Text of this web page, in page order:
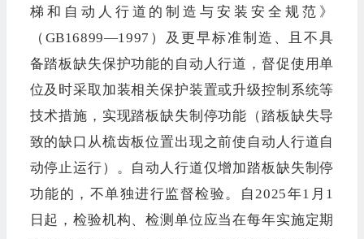
梯和自动人行道的制造与安装安全规范》
（GB16899—1997）及更早标准制造、且不具
备踏板缺失保护功能的自动人行道，督促使用单
位及时采取加装相关保护装置或升级控制系统等
技术措施，实现踏板缺失制停功能（踏板缺失导
致的缺口从梳齿板位置出现之前使自动人行道自
动停止运行）。自动人行道仅增加踏板缺失制停
功能的，不单独进行监督检验。自2025年1月1
日起，检验机构、检测单位应当在每年实施定期